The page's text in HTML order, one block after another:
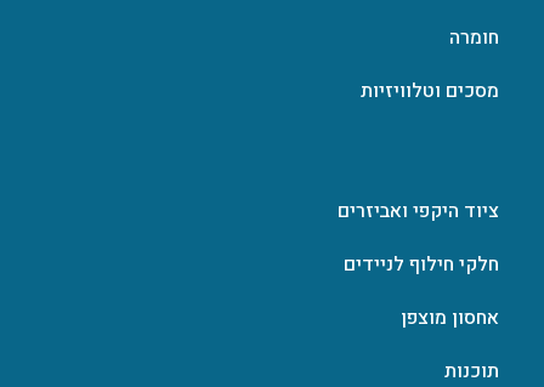
חומרה
מסכים וטלוויזיות
ציוד היקפי ואביזרים
חלקי חילוף לניידים
אחסון מוצפן
תוכנות